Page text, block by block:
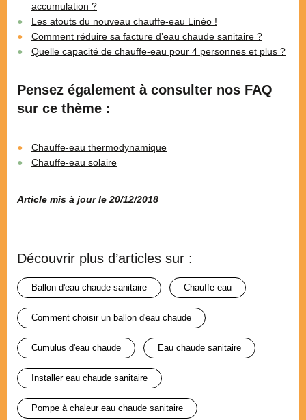
accumulation ?
Les atouts du nouveau chauffe-eau Linéo !
Comment réduire sa facture d’eau chaude sanitaire ?
Quelle capacité de chauffe-eau pour 4 personnes et plus ?
Pensez également à consulter nos FAQ
sur ce thème :
Chauffe-eau thermodynamique
Chauffe-eau solaire
Article mis à jour le 20/12/2018
Découvrir plus d’articles sur :
ballon d'eau chaude sanitaire chauffe-eau
comment choisir un ballon d'eau chaude
cumulus d'eau chaude eau chaude sanitaire
installer eau chaude sanitaire
pompe à chaleur eau chaude sanitaire